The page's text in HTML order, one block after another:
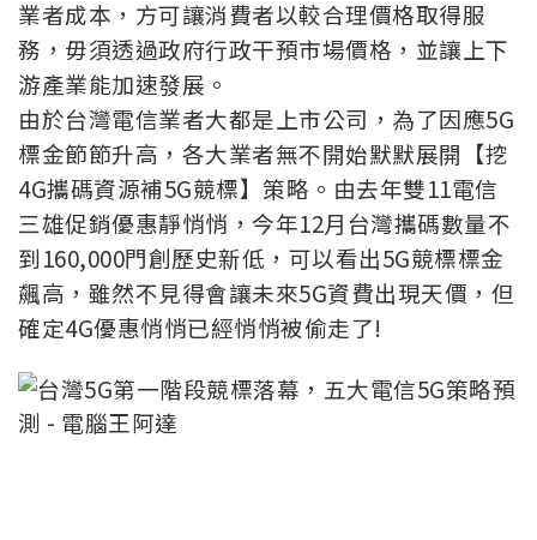
業者成本，方可讓消費者以較合理價格取得服
務，毋須透過政府行政干預市場價格，並讓上下
游產業能加速發展。
由於台灣電信業者大都是上市公司，為了因應5G
標金節節升高，各大業者無不開始默默展開【挖
4G攜碼資源補5G競標】策略。由去年雙11電信
三雄促銷優惠靜悄悄，今年12月台灣攜碼數量不
到160,000門創歷史新低，可以看出5G競標標金
飆高，雖然不見得會讓未來5G資費出現天價，但
確定4G優惠悄悄已經悄悄被偷走了!